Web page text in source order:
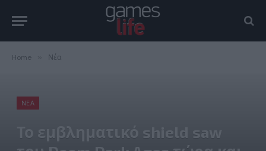
Home Νέα
ΝΈΑ
Το εμβληματικό shield saw